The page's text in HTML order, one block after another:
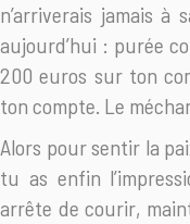
n’arriverais jamais
aujourd’hui : purée
200 euros sur ton
ton compte. Le
Alors pour sentir la
tu as enfin
arrête de courir,